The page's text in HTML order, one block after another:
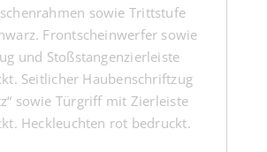
sowie Trittstufe
Frontscheinwerfer sowie
und Stoßstangenzierleiste
Seitlicher Haubenschriftzug
sowie Türgriff mit Zierleiste
Heckleuchten rot bedruckt.